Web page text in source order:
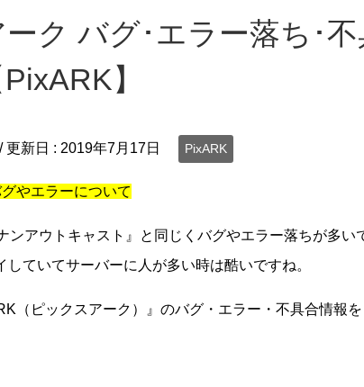
ク バグ･エラー落ち･
】
/ 更新日 : 2019年7月17日 PixARK
やエラーについて
ンアウトキャスト』と同じくバグやエラー落ちが多い
ていてサーバーに人が多い時は酷いですね。
（ピックスアーク）』のバグ・エラー・不具合情報